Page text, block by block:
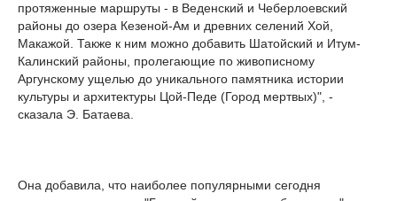
протяженные маршруты - в Веденский и Чеберлоевский
районы до озера Кезеной-Ам и древних селений Хой,
Макажой. Также к ним можно добавить Шатойский и Итум-
Калинский районы, пролегающие по живописному
Аргунскому ущелью до уникального памятника истории
культуры и архитектуры Цой-Педе (Город мертвых)", -
сказала Э. Батаева.
Она добавила, что наиболее популярными сегодня